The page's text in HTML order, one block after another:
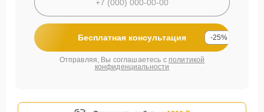
Бесплатная консультация -25%
Отправляя, Вы соглашаетесь с политикой
конфиденциальности